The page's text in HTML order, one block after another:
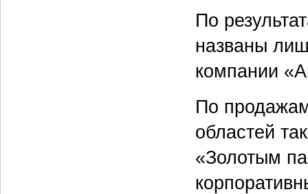
По
названы
компании
По
областей
«Золотым